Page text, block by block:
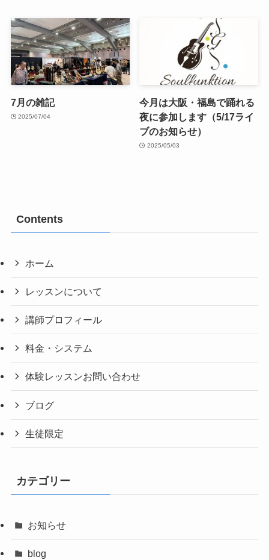
7月の雑記
2025/07/04
今月は大阪・福島で踊れる
夜に参加します（5/17ライ
ブのお知らせ）
2025/05/03
Contents
ホーム
レッスンについて
講師プロフィール
料金・システム
体験レッスンお問い合わせ
ブログ
生徒限定
カテゴリー
お知らせ
blog